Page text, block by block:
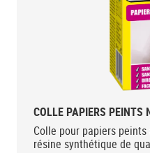
COLLE PAPIERS PEINTS
Colle pour papiers peints à
résine synthétique de